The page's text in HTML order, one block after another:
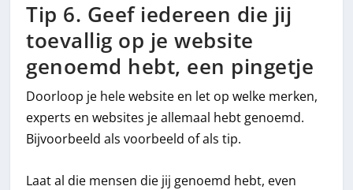
Tip 6. Geef iedereen die jij
toevallig op je website
genoemd hebt, een pingetje
Doorloop je hele website en let op welke merken,
experts en websites je allemaal hebt genoemd.
Bijvoorbeeld als voorbeeld of als tip.
Laat al die mensen die jij genoemd hebt, even